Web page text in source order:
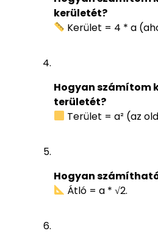
kerületét?
Kerület = 4 * a
Hogyan számítom
területét?
Terület = a² (az
Hogyan
Átló = a * √2.